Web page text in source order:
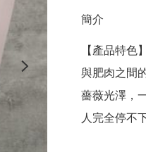
簡介
【產品特色
與肥肉之間
薔薇光澤，
人完全停不